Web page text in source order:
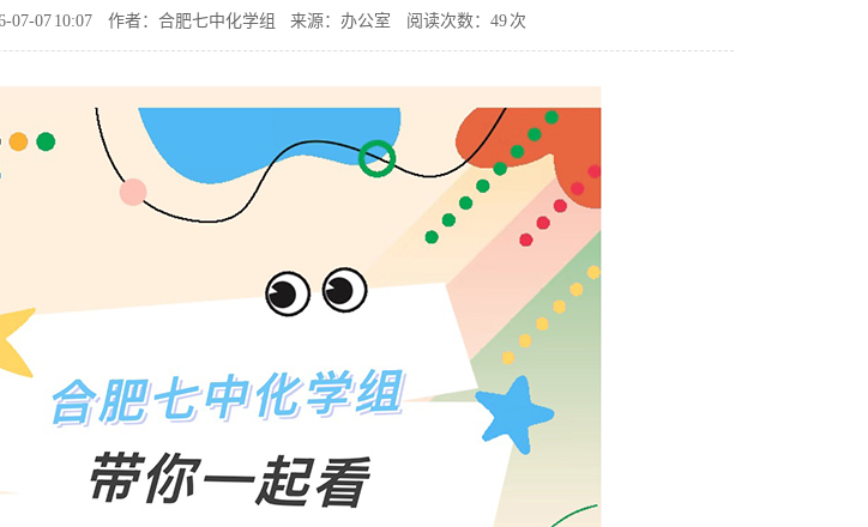
07-07 10:07 作者：合肥七中化学组 来源：办公室 阅读次数： 49次